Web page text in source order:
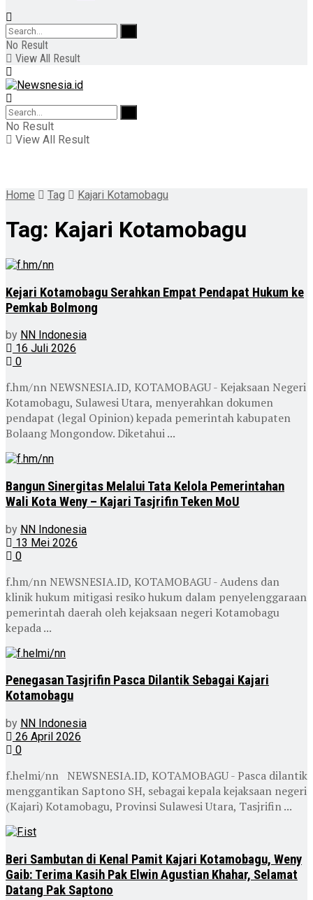
No Result
View All Result
No Result
View All Result
Home Tag Kajari Kotamobagu
Tag: Kajari Kotamobagu
Kejari Kotamobagu Serahkan Empat Pendapat Hukum ke
Pemkab Bolmong
by NN Indonesia
16 Juli 2026
0
f.hm/nn NEWSNESIA.ID, KOTAMOBAGU - Kejaksaan Negeri
Kotamobagu, Sulawesi Utara, menyerahkan dokumen
pendapat (legal Opinion) kepada pemerintah kabupaten
Bolaang Mongondow. Diketahui ...
Bangun Sinergitas Melalui Tata Kelola Pemerintahan
Wali Kota Weny – Kajari Tasjrifin Teken MoU
by NN Indonesia
13 Mei 2026
0
f.hm/nn NEWSNESIA.ID, KOTAMOBAGU - Audens dan
klinik hukum mitigasi resiko hukum dalam penyelenggaraan
pemerintah daerah oleh kejaksaan negeri Kotamobagu
kepada ...
Penegasan Tasjrifin Pasca Dilantik Sebagai Kajari
Kotamobagu
by NN Indonesia
26 April 2026
0
f.helmi/nn NEWSNESIA.ID, KOTAMOBAGU - Pasca dilantik
menggantikan Saptono SH, sebagai kepala kejaksaan negeri
(Kajari) Kotamobagu, Provinsi Sulawesi Utara, Tasjrifin ...
Beri Sambutan di Kenal Pamit Kajari Kotamobagu, Weny
Gaib: Terima Kasih Pak Elwin Agustian Khahar, Selamat
Datang Pak Saptono